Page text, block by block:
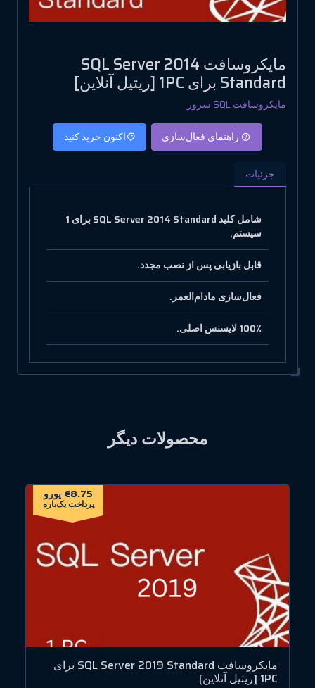
مایکروسافت SQL Server 2014
Standard برای 1PC [ریتیل آنلاین]
مایکروسافت SQL سرور
راهنمای فعال‌سازی اکنون خرید کنید
جزئیات
شامل کلید SQL Server 2014 Standard برای 1
سیستم.
قابل بازیابی پس از نصب مجدد.
فعال‌سازی مادام‌العمر.
100٪ لایسنس اصلی.
محصولات دیگر
€8.75 یورو
پرداخت یک‌باره
مایکروسافت SQL Server 2019 Standard برای
1PC [ریتیل آنلاین]